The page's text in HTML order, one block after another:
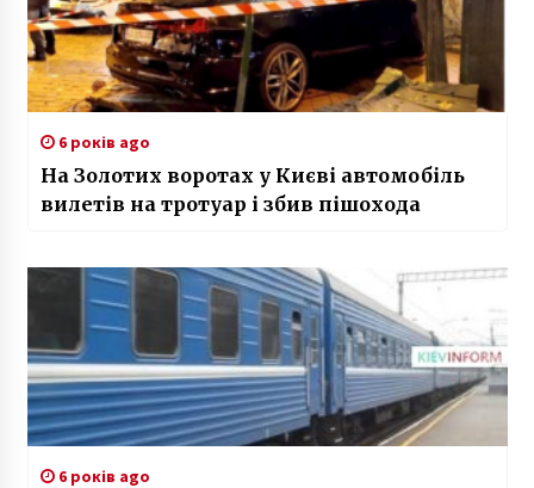
6 років ago
На Золотих воротах у Києві автомобіль
вилетів на тротуар і збив пішохода
6 років ago